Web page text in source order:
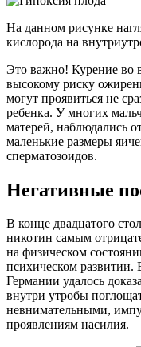
На данном рисунке
кислорода на
Это важно! Курение во
высокому риску
могут проявиться не
ребенка. У многих
матерей, наблюдались
маленькие размеры
сперматозоидов.
Негативные
В конце двадцатого
никотин самым
на физическом
психическом развитии.
Германии удалось
внутри утробы
невнимательными,
проявлениям насилия.